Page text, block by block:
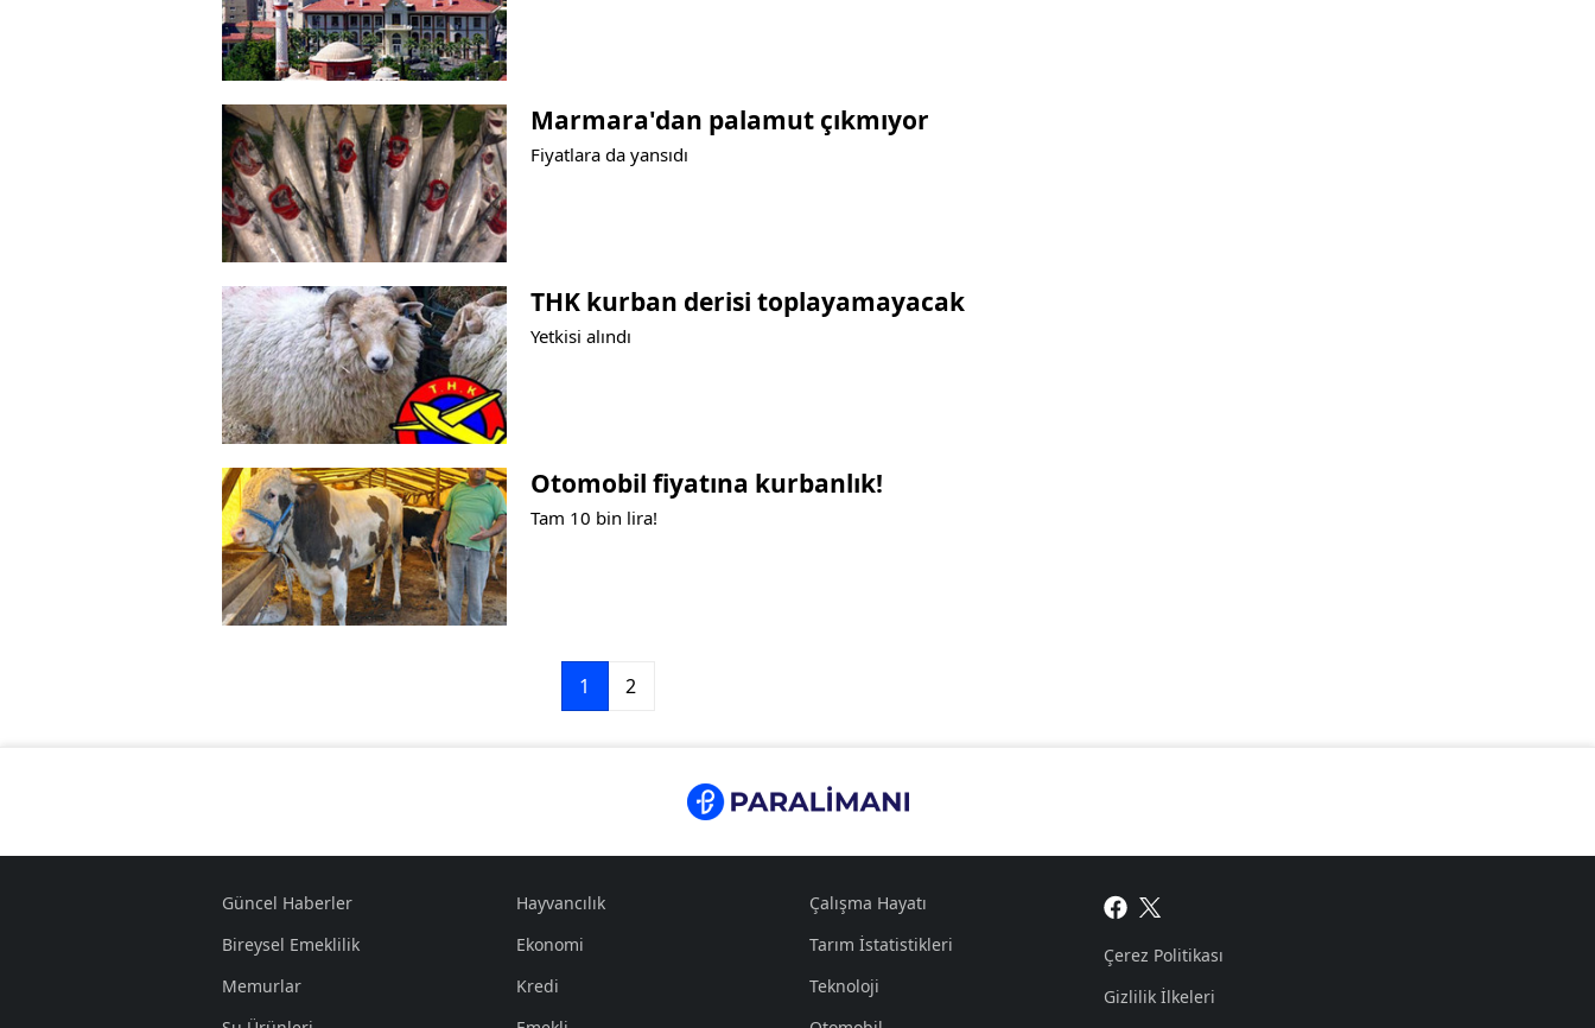
Marmara'dan palamut çıkmıyor
Fiyatlara da yansıdı
THK kurban derisi toplayamayacak
Yetkisi alındı
Otomobil fiyatına kurbanlık!
Tam 10 bin lira!
1 2
Güncel Haberler
Bireysel Emeklilik
Memurlar
Hayvancılık
Ekonomi
Kredi
Çalışma Hayatı
Tarım İstatistikleri
Teknoloji
Çerez Politikası
Gizlilik İlkeleri